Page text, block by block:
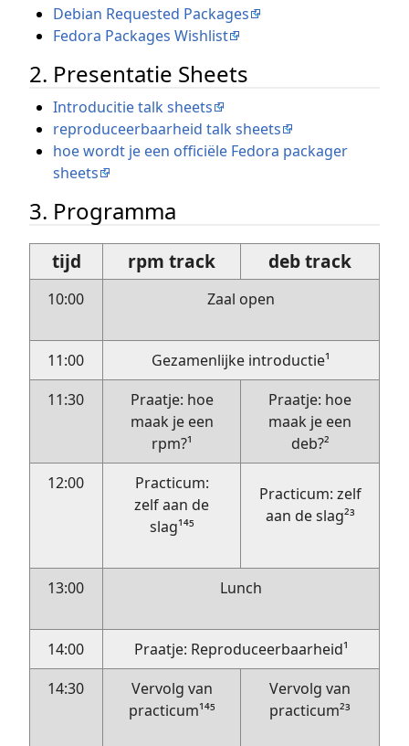
Debian Requested Packages
Fedora Packages Wishlist
2. Presentatie Sheets
Introducitie talk sheets
reproduceerbaarheid talk sheets
hoe wordt je een officiële Fedora packager
sheets
3. Programma
tijd rpm track deb track
10:00 Zaal open
11:00
Gezamenlijke introductie¹
11:30
Praatje: hoe
maak je een
rpm?¹
Praatje: hoe
maak je een
deb?²
12:00
Practicum:
zelf aan de
slag¹⁴⁵
Practicum: zelf
aan de slag²³
13:00 Lunch
14:00
Praatje: Reproduceerbaarheid¹
14:30
Vervolg van
practicum¹⁴⁵
Vervolg van
practicum²³